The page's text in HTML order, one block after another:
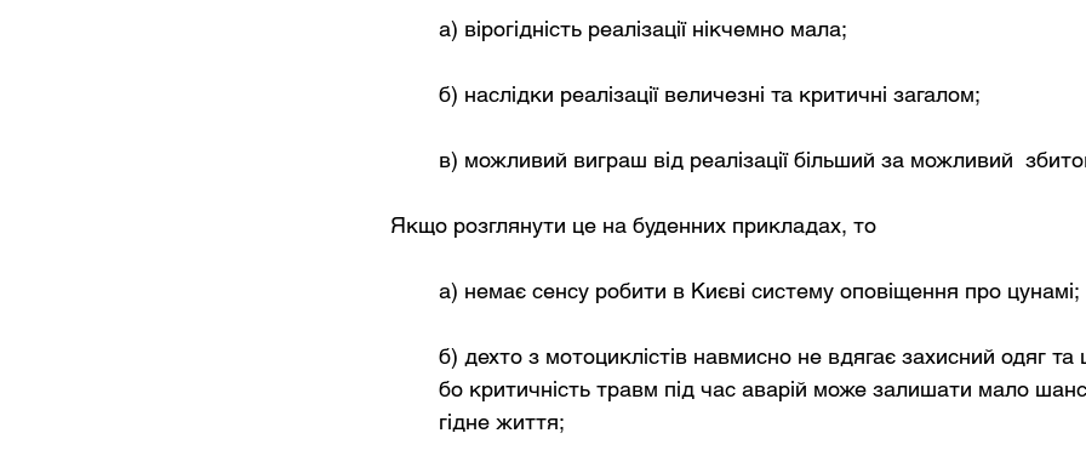
а) вірогідність реалізації нікчемно мала;
б) наслідки реалізації величезні та критичні загалом;
в) можливий виграш від реалізації більший за можливий
Якщо розглянути це на буденних прикладах, то
а) немає сенсу робити в Києві систему оповіщення про цунамі;
б) дехто з мотоциклістів навмисно не вдягає захисний одяг
бо критичність травм під час аварій може залишати мало
гідне життя;